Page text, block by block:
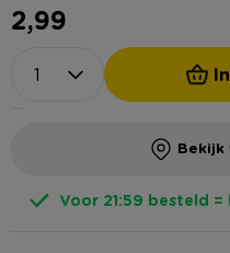
2,99
Bekijk
Voor 21:59 besteld